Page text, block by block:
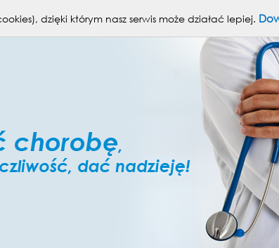
dzięki którym nasz serwis może działać lepiej.